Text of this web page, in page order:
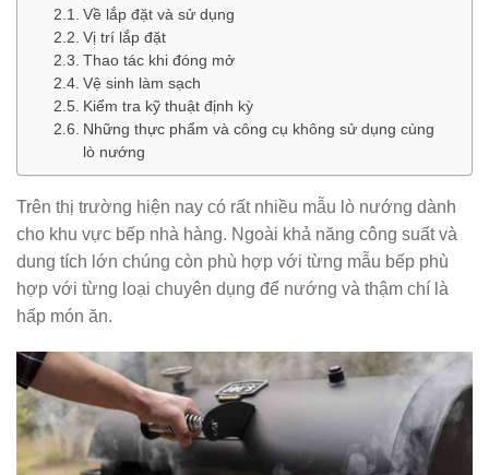
Về lắp đặt và sử dụng
Vị trí lắp đặt
Thao tác khi đóng mở
Vệ sinh làm sạch
Kiểm tra kỹ thuật định kỳ
Những thực phẩm và công cụ không sử dụng cùng
lò nướng
Trên thị trường hiện nay có rất nhiều mẫu lò nướng dành
cho khu vực bếp nhà hàng. Ngoài khả năng công suất và
dung tích lớn chúng còn phù hợp với từng mẫu bếp phù
hợp với từng loại chuyên dụng để nướng và thậm chí là
hấp món ăn.